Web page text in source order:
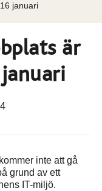
januari
är
inte att gå
grund av ett
IT-miljö.